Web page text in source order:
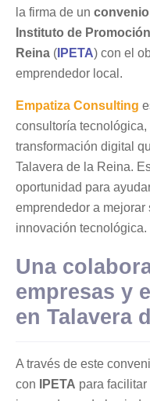
la firma de un
Instituto de
Reina ( IPETA) con el
emprendedor local.
Empatiza Consulting
consultoría
transformación digital
Talavera de la Reina.
oportunidad para
emprendedor a
innovación tecnológica.
Una
empresas y
en Talavera
A través de este
con
IPETA para